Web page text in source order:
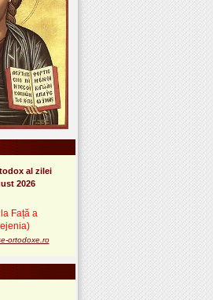
al zilei
2026
Față a
ortodoxe.ro